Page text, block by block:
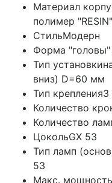
Материал
полимер
СтильМодерн
Форма "головы"
Тип установки
вниз) D=60 мм
Тип крепления3
Количество
Количество
ЦокольGX 53
Тип ламп
53
Макс.